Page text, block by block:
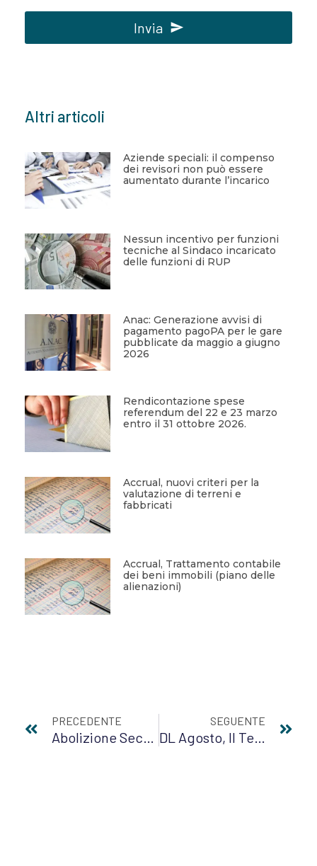
Invia
essere
vuoto
Altri articoli
Aziende speciali: il compenso
dei revisori non può essere
aumentato durante l’incarico
Nessun incentivo per funzioni
tecniche al Sindaco incaricato
delle funzioni di RUP
Anac: Generazione avvisi di
pagamento pagoPA per le gare
pubblicate da maggio a giugno
2026
Rendicontazione spese
referendum del 22 e 23 marzo
entro il 31 ottobre 2026.
Accrual, nuovi criteri per la
valutazione di terreni e
fabbricati
Accrual, Trattamento contabile
dei beni immobili (piano delle
alienazioni)
PRECEDENTE SEGUENTE
DL Agosto, Il Testo Bollinato Dalla Ragioneria Generale Dello Stato